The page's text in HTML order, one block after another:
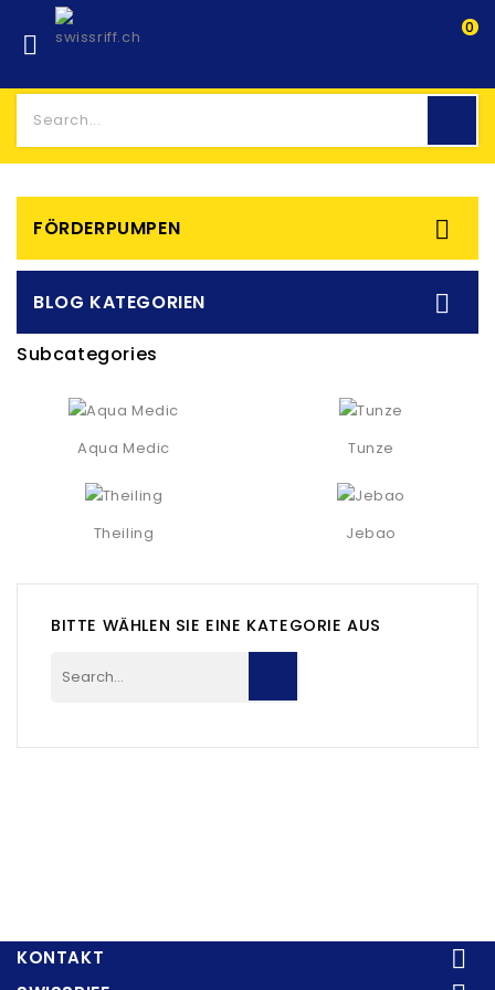

0
FÖRDERPUMPEN 
BLOG KATEGORIEN 
Subcategories
Aqua Medic Tunze
Theiling Jebao
BITTE WÄHLEN SIE EINE KATEGORIE AUS
KONTAKT 